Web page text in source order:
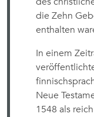
die Zehn
enthalten
In einem
Neue
1548 als